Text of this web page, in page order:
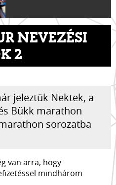
NEVEZÉSI
2
jeleztük Nektek, a
Bükk marathon
sorozatba
van arra, hogy
mindhárom